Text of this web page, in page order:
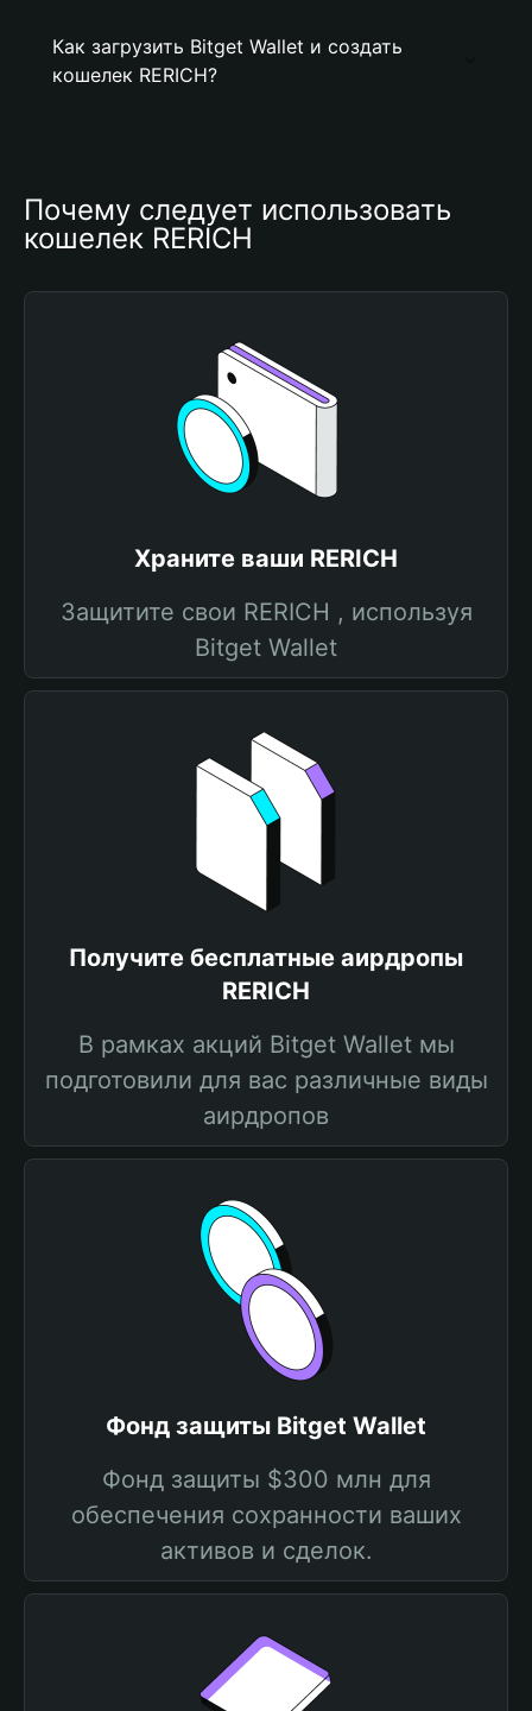
Как загрузить Bitget Wallet и создать
кошелек RERICH?
Почему следует использовать
кошелек RERICH
Храните ваши RERICH
Защитите свои RERICH , используя
Bitget Wallet
Получите бесплатные аирдропы
RERICH
В рамках акций Bitget Wallet мы
подготовили для вас различные виды
аирдропов
Фонд защиты Bitget Wallet
Фонд защиты $300 млн для
обеспечения сохранности ваших
активов и сделок.